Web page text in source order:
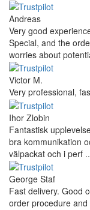
Andreas
Very good
Special, and the
worries about
Victor M.
Very professional,
Ihor Zlobin
Fantastisk
bra kommunikation
välpackat och i perf
George Staf
Fast delivery. Good
order procedure and